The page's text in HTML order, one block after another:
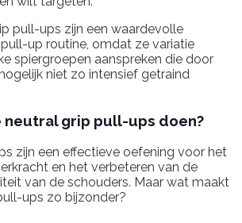
pull-ups zijn een waardevolle
up routine, omdat ze variatie
spiergroepen aanspreken die door
niet zo intensief getraind
neutral grip pull-ups doen?
zijn een effectieve oefening voor het
en het verbeteren van de
van de schouders. Maar wat maakt
ups zo bijzonder?